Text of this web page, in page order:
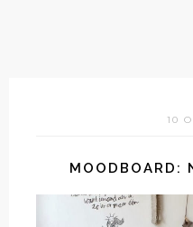
10
MOODBOARD: